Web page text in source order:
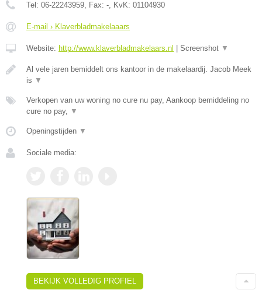
Tel: 06-22243959 , Fax: - , KvK: 01104930
E-mail › Klaverbladmakelaaars
Website: http://www.klaverbladmakelaars.nl | Screenshot ▼
Al vele jaren bemiddelt ons kantoor in de makelaardij. Jacob Meek
is ▼
Verkopen van uw woning no cure nu pay, Aankoop bemiddeling no
cure no pay,
▼
Openingstijden ▼
Sociale media:
BEKIJK VOLLEDIG PROFIEL